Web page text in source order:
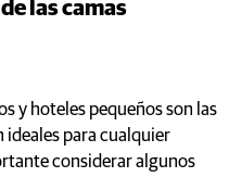
las camas
y hoteles pequeños son las
ideales para cualquier
considerar algunos